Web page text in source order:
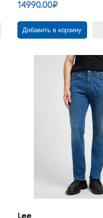
14990.00₽
Добавить в корзину